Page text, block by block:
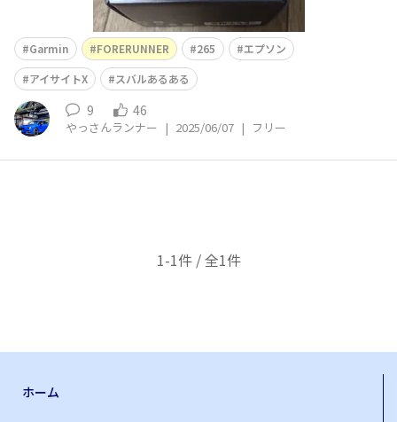
Garmin FORERUNNER 265
エプソン
アイサイトX
スバルあるある
9 46
やっさんランナー | 2025/06/07 | フリー
1-1件 / 全1件
ホーム